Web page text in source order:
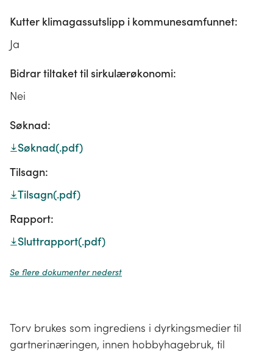
Kutter klimagassutslipp i kommunesamfunnet:
Ja
Bidrar tiltaket til sirkulærøkonomi:
Nei
Søknad:
Søknad(.pdf)
Tilsagn:
Tilsagn(.pdf)
Rapport:
Sluttrapport(.pdf)
Se flere dokumenter nederst
Torv brukes som ingrediens i dyrkingsmedier til
gartnerinæringen, innen hobbyhagebruk, til